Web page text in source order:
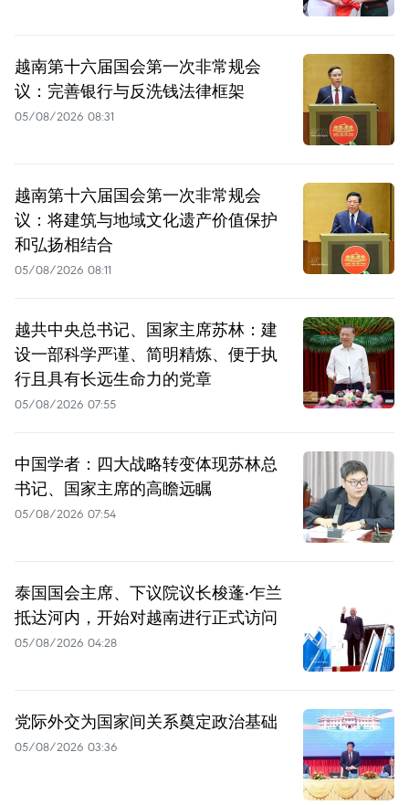
越南第十六届国会第一次非常规会
议：完善银行与反洗钱法律框架
05/08/2026 08:31
越南第十六届国会第一次非常规会
议：将建筑与地域文化遗产价值保护
和弘扬相结合
05/08/2026 08:11
越共中央总书记、国家主席苏林：建
设一部科学严谨、简明精炼、便于执
行且具有长远生命力的党章
05/08/2026 07:55
中国学者：四大战略转变体现苏林总
书记、国家主席的高瞻远瞩
05/08/2026 07:54
泰国国会主席、下议院议长梭蓬·乍兰
抵达河内，开始对越南进行正式访问
05/08/2026 04:28
党际外交为国家间关系奠定政治基础
05/08/2026 03:36